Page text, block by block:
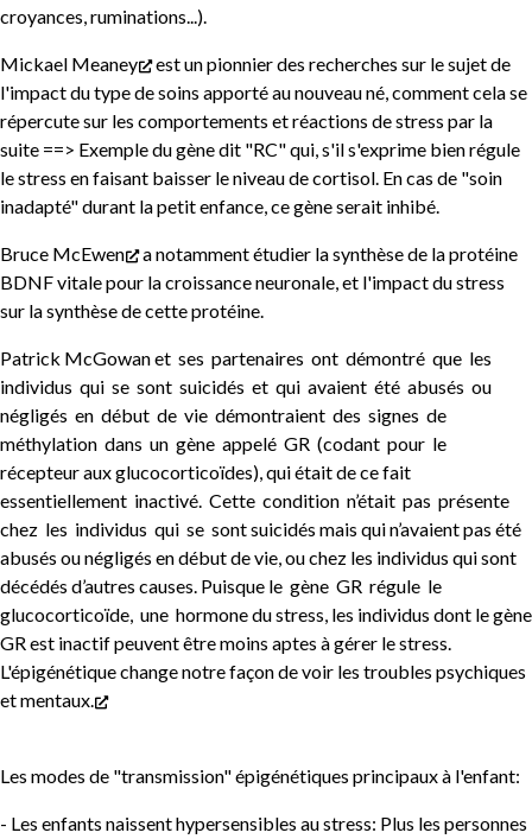
croyances, ruminations...).
Mickael Meaney
est un pionnier des recherches sur le sujet de
l'impact du type de soins apporté au nouveau né, comment cela se
répercute sur les comportements et réactions de stress par la
suite ==> Exemple du gène dit "RC" qui, s'il s'exprime bien régule
le stress en faisant baisser le niveau de cortisol. En cas de "soin
inadapté" durant la petit enfance, ce gène serait inhibé.
Bruce McEwen
a notamment étudier la synthèse de la protéine
BDNF vitale pour la croissance neuronale, et l'impact du stress
sur la synthèse de cette protéine.
Patrick McGowan et ses partenaires ont démontré que les
individus qui se sont suicidés et qui avaient été abusés ou
négligés en début de vie démontraient des signes de
méthylation dans un gène appelé GR (codant pour le
récepteur aux glucocorticoïdes), qui était de ce fait
essentiellement inactivé. Cette condition n’était pas présente
chez les individus qui se sont suicidés mais qui n’avaient pas été
abusés ou négligés en début de vie, ou chez les individus qui sont
décédés d’autres causes. Puisque le gène GR régule le
glucocorticoïde, une hormone du stress, les individus dont le gène
GR est inactif peuvent être moins aptes à gérer le stress.
L'épigénétique change notre façon de voir les troubles psychiques
et mentaux.
Les modes de "transmission" épigénétiques principaux à l'enfant:
- Les enfants naissent hypersensibles au stress: Plus les personnes